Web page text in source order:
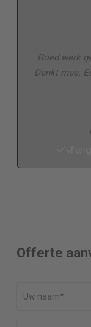
Goed werk
Denkt mee.
Offerte